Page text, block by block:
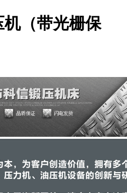
机（带光栅保